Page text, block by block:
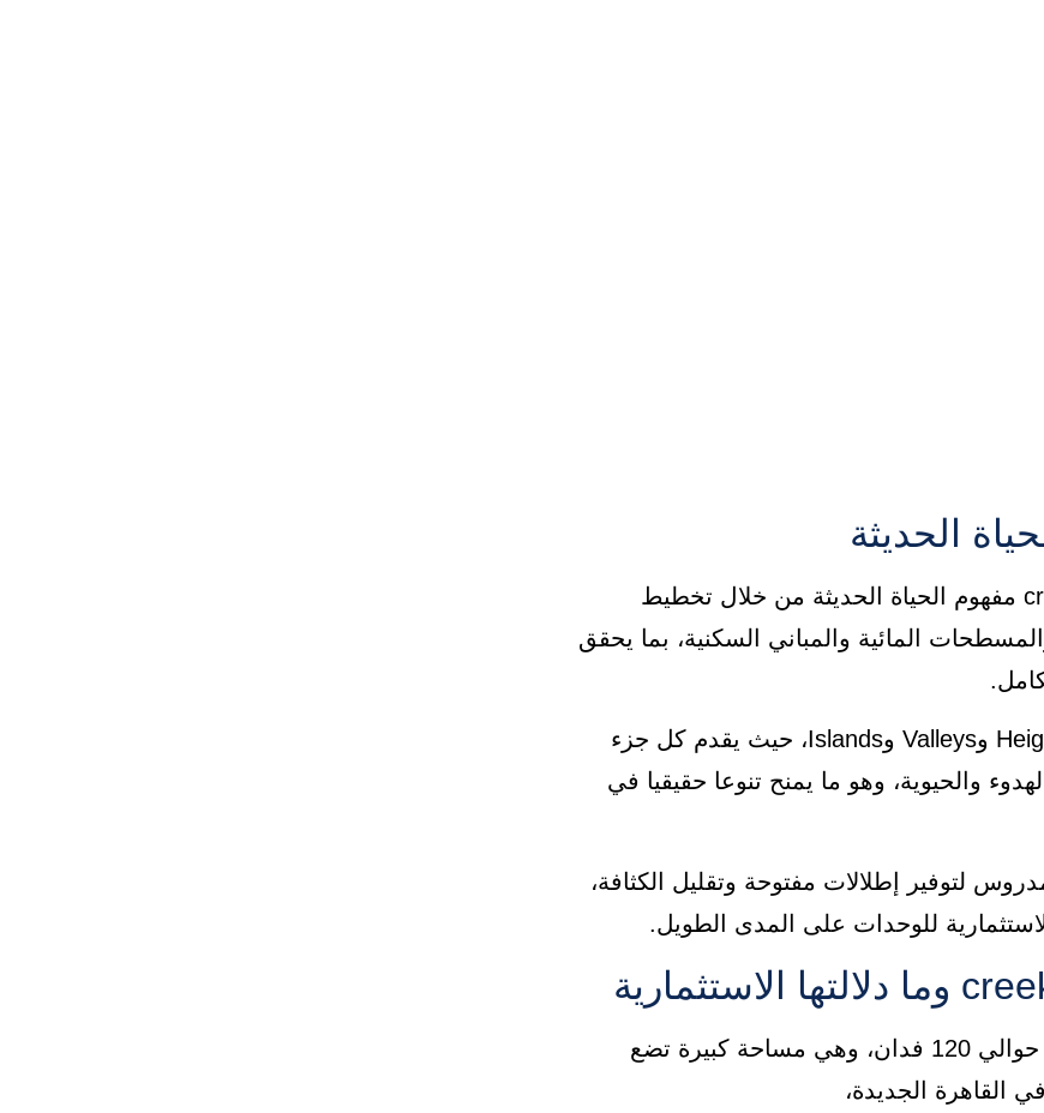
يعكس تصميم كمبوند كريك فيو creekview new cairo مفهوم الحياة الحديثة من خلال تخطيط
المائية والمباني السكنية، بما يحقق
وينقسم المشروع إلى ثلاث مناطق رئيسية وهي Heights وValleys وIslands، حيث يقدم كل جزء
والحيوية، وهو ما يمنح تنوعا حقيقيا في
لتوفير إطلالات مفتوحة وتقليل الكثافة،
للوحدات على المدى الطويل.
تبلغ مساحة كمبوند كريك فيو creekview new cairo حوالي 120 فدان، وهي مساحة كبيرة تضع
القاهرة الجديدة،